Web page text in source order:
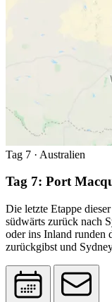
Tag 7 · Australien
Tag 7: Port
Die letzte Etappe
südwärts zurück nach
oder ins Inland runden
zurückgibst und